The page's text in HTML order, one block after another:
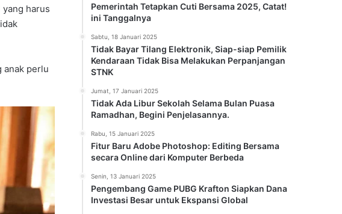
yang harus
anak perlu
Pemerintah Tetapkan Cuti Bersama 2025, Catat!
ini Tanggalnya
Sabtu, 18 Januari 2025
Tidak Bayar Tilang Elektronik, Siap-siap Pemilik
Kendaraan Tidak Bisa Melakukan Perpanjangan
STNK
Jumat, 17 Januari 2025
Tidak Ada Libur Sekolah Selama Bulan Puasa
Ramadhan, Begini Penjelasannya.
Rabu, 15 Januari 2025
Fitur Baru Adobe Photoshop: Editing Bersama
secara Online dari Komputer Berbeda
Senin, 13 Januari 2025
Pengembang Game PUBG Krafton Siapkan Dana
Investasi Besar untuk Ekspansi Global